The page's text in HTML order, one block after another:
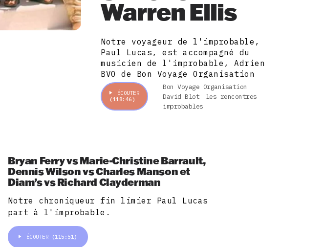
Warren Ellis
Notre voyageur de l'improbable,
Paul Lucas, est accompagné du
musicien de l'improbable, Adrien
BVO de Bon Voyage Organisation
ÉCOUTER
(118:46)
Bon Voyage Organisation
David Blot
les rencontres
improbables
Bryan Ferry vs Marie-Christine Barrault,
Dennis Wilson vs Charles Manson et
Diam’s vs Richard Clayderman
Notre chroniqueur fin limier Paul Lucas
part à l'improbable.
ÉCOUTER (115:51)